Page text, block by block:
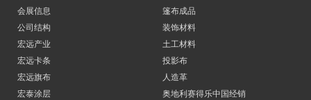
会展信息
公司结构
宏远产业
宏远卡条
宏远旗布
宏泰涂层
篷布成品
装饰材料
土工材料
投影布
人造革
奥地利赛得乐中国经销